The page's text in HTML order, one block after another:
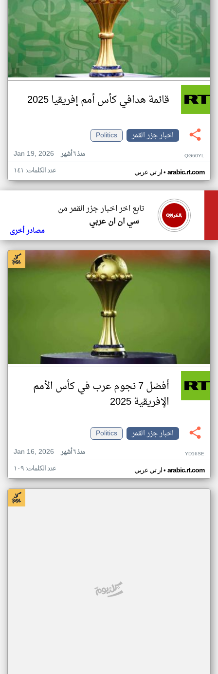
قائمة هدافي كأس أمم إفريقيا 2025
اخبار جزر القمر
Politics
Jan 19, 2026
منذ ٦ أشهر QG60YL
ار تي عربي• arabic.rt.com عدد الكلمات: ١٤١
تابع اخر اخبار جزر القمر من
سي ان ان عربي
مصادر أخرى
أفضل 7 نجوم عرب في كأس الأمم
الإفريقية 2025
اخبار جزر القمر
Politics
Jan 16, 2026
منذ ٦ أشهر YD16SE
ار تي عربي• arabic.rt.com عدد الكلمات: ١٠٩